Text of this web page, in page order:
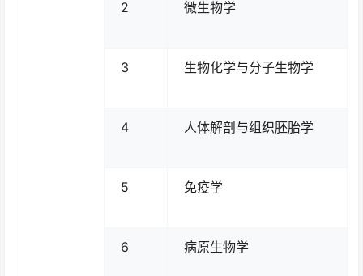
2 微生物学
3 生物化学与分子生物学
4 人体解剖与组织胚胎学
5 免疫学
6 病原生物学